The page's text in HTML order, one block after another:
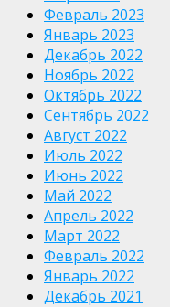
Февраль 2023
Январь 2023
Декабрь 2022
Ноябрь 2022
Октябрь 2022
Сентябрь 2022
Август 2022
Июль 2022
Июнь 2022
Май 2022
Апрель 2022
Март 2022
Февраль 2022
Январь 2022
Декабрь 2021